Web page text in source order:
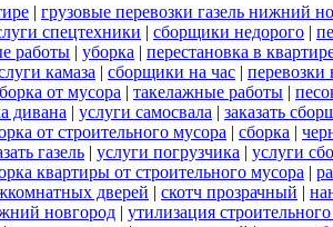
| грузовые перевозки газель нижний
спецтехники | сборщики недорого |
работы | уборка | перестановка в
камаза | сборщики на час | перевозки
от мусора | такелажные работы |
дивана | услуги самосвала | заказать
от строительного мусора | сборка |
газель | услуги погрузчика | услуги
квартиры от строительного мусора |
дверей | скотч прозрачный |
новгород | утилизация